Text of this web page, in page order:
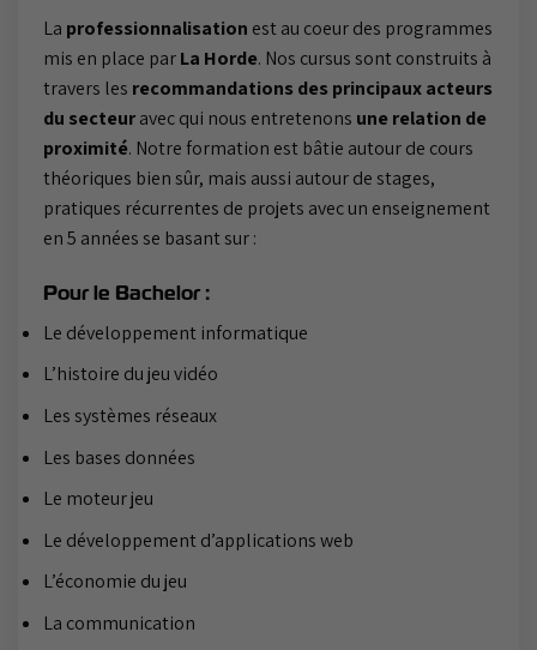
La professionnalisation est au coeur des programmes
mis en place parLa Horde. Nos cursus sont construits à
travers les recommandations des principaux acteurs
du secteuravec qui nous entretenons une relation de
proximité. Notre formation est bâtie autour de cours
théoriques bien sûr, mais aussi autour de stages,
pratiques récurrentes de projets avec un enseignement
en 5 années se basant sur :
Pour le Bachelor :
Le développement informatique
L’histoire du jeu vidéo
Les systèmes réseaux
Les bases données
Le moteur jeu
Le développement d’applications web
L’économie du jeu
La communication